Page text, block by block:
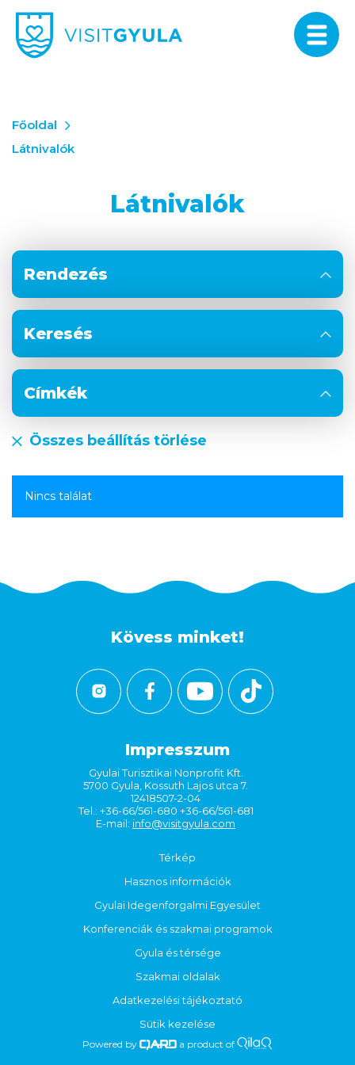
Főoldal
Látnivalók
Látnivalók
Rendezés
Keresés
Címkék
Összes beállítás törlése
Nincs találat
Kövess minket!
Impresszum
Gyulai Turisztikai Nonprofit Kft.
5700 Gyula, Kossuth Lajos utca 7.
12418507-2-04
Tel.: +36-66/561-680 +36-66/561-681
E-mail: info@visitgyula.com
Térkép
Hasznos információk
Gyulai Idegenforgalmi Egyesület
Konferenciák és szakmai programok
Gyula és térsége
Szakmai oldalak
Adatkezelési tájékoztató
Sütik kezelése
Powered by a product of